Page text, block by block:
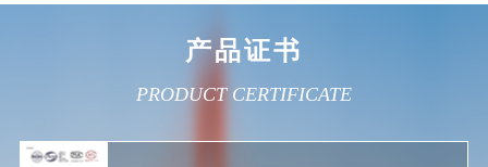
产品证书
PRODUCT CERTIFICATE